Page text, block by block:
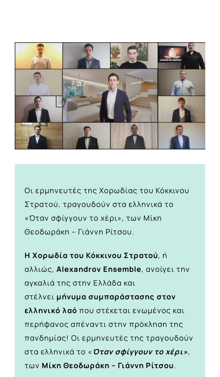
View
Larger
Image
Οι ερμηνευτές της Χορωδίας του Κόκκινου
Στρατού, τραγουδούν στα ελληνικά το
«Όταν σφίγγουν το χέρι», των Μίκη
Θεοδωράκη – Γιάννη Ρίτσου.
Η Χορωδία του Κόκκινου Στρατού, ή
αλλιώς, Alexandrov Ensemble, ανοίγει την
αγκαλιά της στην Ελλάδα και
στέλνει μήνυμα συμπαράστασης στον
ελληνικό λαό που στέκεται ενωμένος και
περήφανος απέναντι στην πρόκληση της
πανδημίας! Οι ερμηνευτές της τραγουδούν
στα ελληνικά το «Όταν σφίγγουν το χέρι»,
των Μίκη Θεοδωράκη – Γιάννη Ρίτσου.